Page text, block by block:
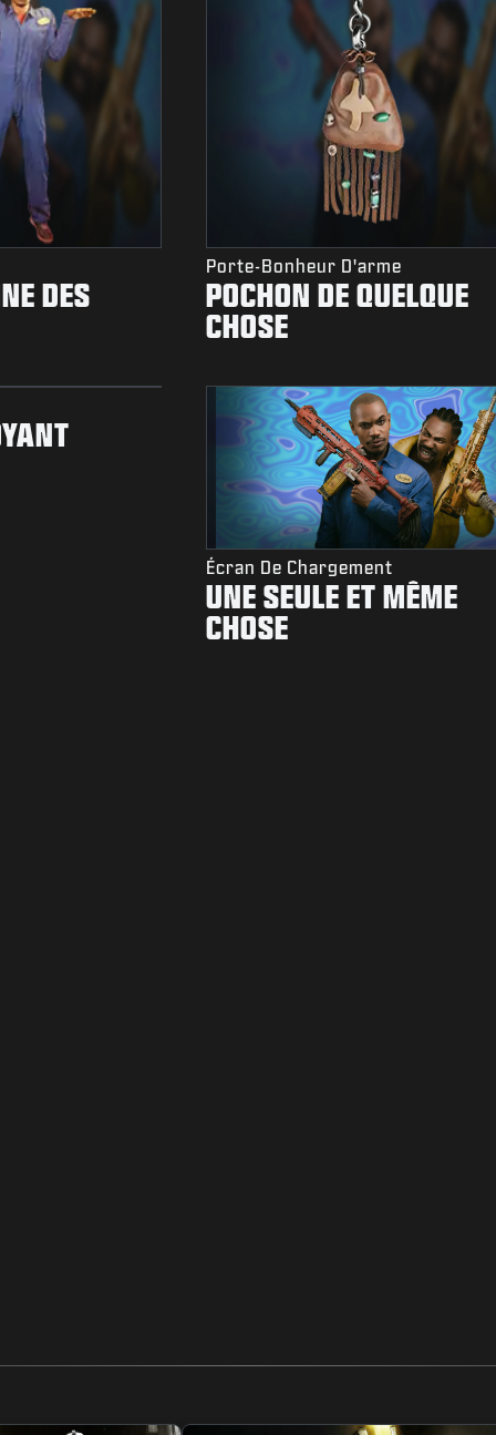
DES
Porte-Bonheur D'arme
POCHON DE QUELQUE
CHOSE
Écran De Chargement
UNE SEULE ET MÊME
CHOSE